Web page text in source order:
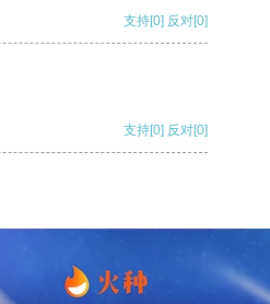
支持[0] 反对[0]
支持[0] 反对[0]